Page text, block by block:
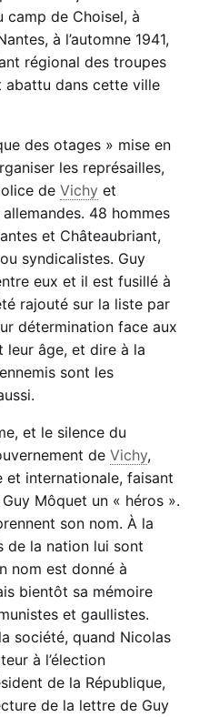
camp de Choisel, à
à l’automne 1941,
régional des troupes
abattu dans cette ville
des otages » mise en
les représailles,
de Vichy et
48 hommes
et Châteaubriant,
syndicalistes. Guy
eux et il est fusillé à
rajouté sur la liste par
détermination face aux
leur âge, et dire à la
sont les
et le silence du
de Vichy,
et internationale, faisant
Môquet un « héros ».
son nom. À la
de la nation lui sont
nom est donné à
bientôt sa mémoire
et gaullistes.
société, quand Nicolas
à l’élection
de la République,
de la lettre de Guy